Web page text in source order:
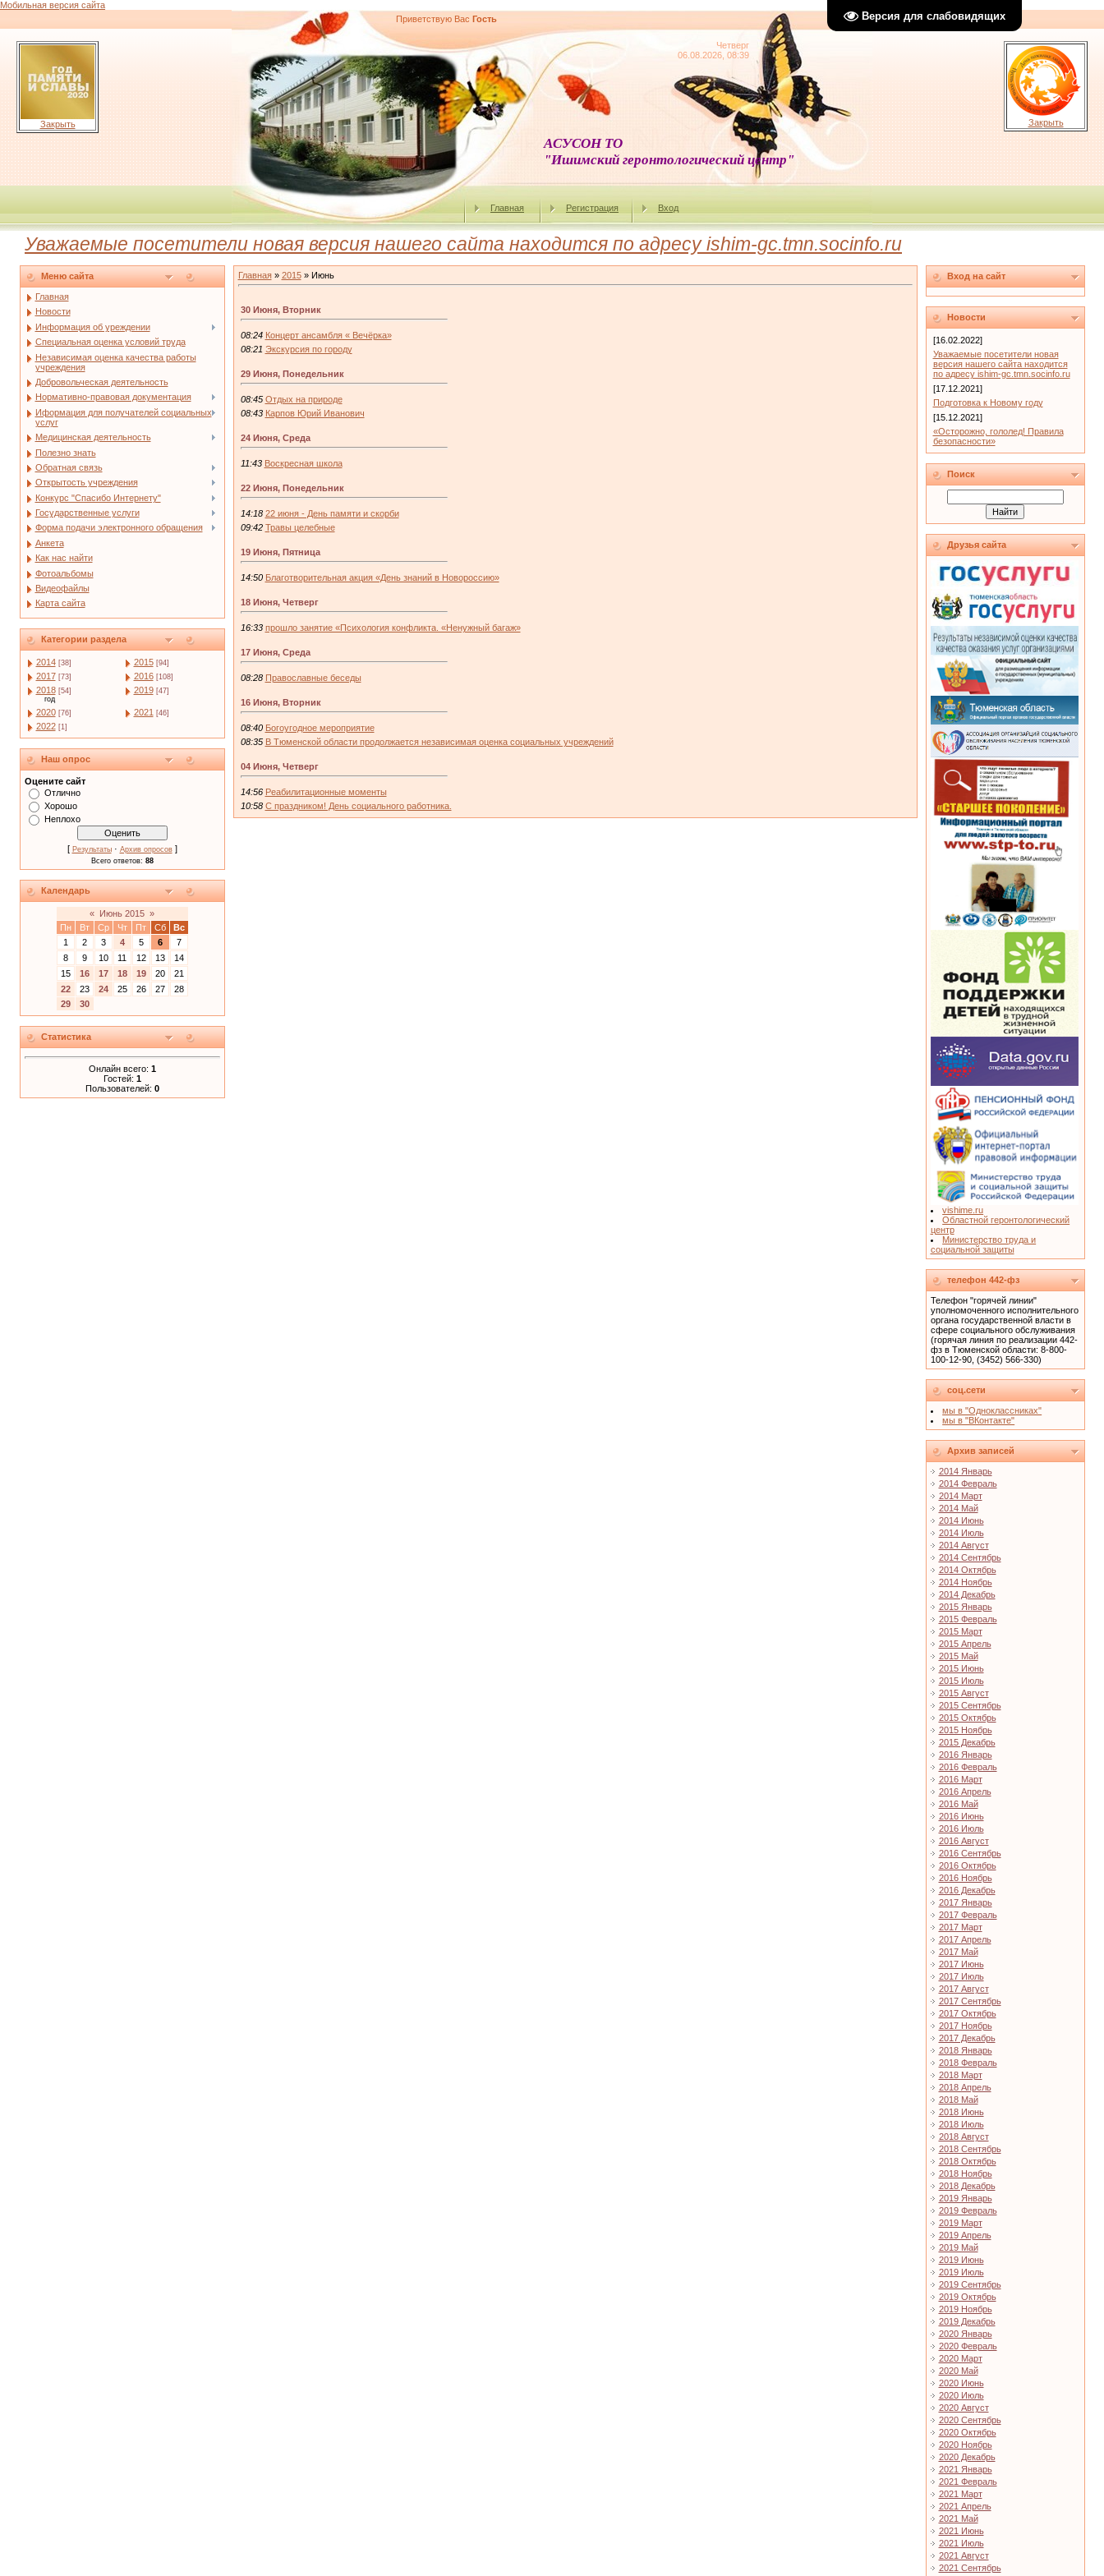
Версия для слабовидящих
Мобильная версия сайта
Приветствую Вас Гость
Четверг
06.08.2026, 08:39
АСУСОН ТО
"Ишимский геронтологический центр"
Главная Регистрация Вход
Закрыть
Закрыть
Уважаемые посетители новая версия нашего сайта находится по адресу ishim-gc.tmn.socinfo.ru
Меню сайта
Главная
Новости
Информация об уреждении
Специальная оценка условий труда
Независимая оценка качества работы
учреждения
Добровольческая деятельность
Нормативно-правовая документация
Иформация для получателей социальных
услуг
Медицинская деятельность
Полезно знать
Обратная связь
Открытость учреждения
Конкурс "Спасибо Интернету"
Государственные услуги
Форма подачи электронного обращения
Анкета
Как нас найти
Фотоальбомы
Видеофайлы
Карта сайта
Категории раздела
2014 [38] 2015 [94]
2017 [73] 2016 [108]
2018 [54]
год
2019 [47]
2020 [76] 2021 [46]
2022 [1]
Наш опрос
Оцените сайт
Отлично
Хорошо
Неплохо
[ Результаты· Архив опросов]
Всего ответов: 88
Календарь
« Июнь 2015 »
Пн
Вт Ср Чт Пт Сб
Вс
1
2 3 4 5 6
7
8
9 10 11 12 13
14
15
16 17 18 19 20
21
22
23 24 25 26 27
28
29
30
Статистика
Онлайн всего: 1
Гостей: 1
Пользователей: 0
Главная» 2015 » Июнь
30 Июня, Вторник
08:24 Концерт ансамбля « Вечёрка»
08:21 Экскурсия по городу
29 Июня, Понедельник
08:45 Отдых на природе
08:43 Карпов Юрий Иванович
24 Июня, Среда
11:43 Воскресная школа
22 Июня, Понедельник
14:18 22 июня - День памяти и скорби
09:42 Травы целебные
19 Июня, Пятница
14:50 Благотворительная акция «День знаний в Новороссию»
18 Июня, Четверг
16:33 прошло занятие «Психология конфликта. «Ненужный багаж»
17 Июня, Среда
08:28 Православные беседы
16 Июня, Вторник
08:40 Богоугодное мероприятие
08:35 В Тюменской области продолжается независимая оценка социальных учреждений
04 Июня, Четверг
14:56 Реабилитационные моменты
10:58 С праздником! День социального работника.
Вход на сайт
Новости
[16.02.2022]
Уважаемые посетители новая
версия нашего сайта находится
по адресу ishim-gc.tmn.socinfo.ru
[17.12.2021]
Подготовка к Новому году
[15.12.2021]
«Осторожно, гололед! Правила
безопасности»
Поиск
Друзья сайта
vishime.ru
Областной геронтологический
центр
Министерство труда и
социальной защиты
телефон 442-фз
Телефон "горячей линии"
уполномоченного исполнительного
органа государственной власти в
сфере социального обслуживания
(горячая линия по реализации 442-
фз в Тюменской области: 8-800-
100-12-90, (3452) 566-330)
соц.сети
мы в "Одноклассниках"
мы в "ВКонтакте"
Архив записей
2014 Январь
2014 Февраль
2014 Март
2014 Май
2014 Июнь
2014 Июль
2014 Август
2014 Сентябрь
2014 Октябрь
2014 Ноябрь
2014 Декабрь
2015 Январь
2015 Февраль
2015 Март
2015 Апрель
2015 Май
2015 Июнь
2015 Июль
2015 Август
2015 Сентябрь
2015 Октябрь
2015 Ноябрь
2015 Декабрь
2016 Январь
2016 Февраль
2016 Март
2016 Апрель
2016 Май
2016 Июнь
2016 Июль
2016 Август
2016 Сентябрь
2016 Октябрь
2016 Ноябрь
2016 Декабрь
2017 Январь
2017 Февраль
2017 Март
2017 Апрель
2017 Май
2017 Июнь
2017 Июль
2017 Август
2017 Сентябрь
2017 Октябрь
2017 Ноябрь
2017 Декабрь
2018 Январь
2018 Февраль
2018 Март
2018 Апрель
2018 Май
2018 Июнь
2018 Июль
2018 Август
2018 Сентябрь
2018 Октябрь
2018 Ноябрь
2018 Декабрь
2019 Январь
2019 Февраль
2019 Март
2019 Апрель
2019 Май
2019 Июнь
2019 Июль
2019 Сентябрь
2019 Октябрь
2019 Ноябрь
2019 Декабрь
2020 Январь
2020 Февраль
2020 Март
2020 Май
2020 Июнь
2020 Июль
2020 Август
2020 Сентябрь
2020 Октябрь
2020 Ноябрь
2020 Декабрь
2021 Январь
2021 Февраль
2021 Март
2021 Апрель
2021 Май
2021 Июнь
2021 Июль
2021 Август
2021 Сентябрь